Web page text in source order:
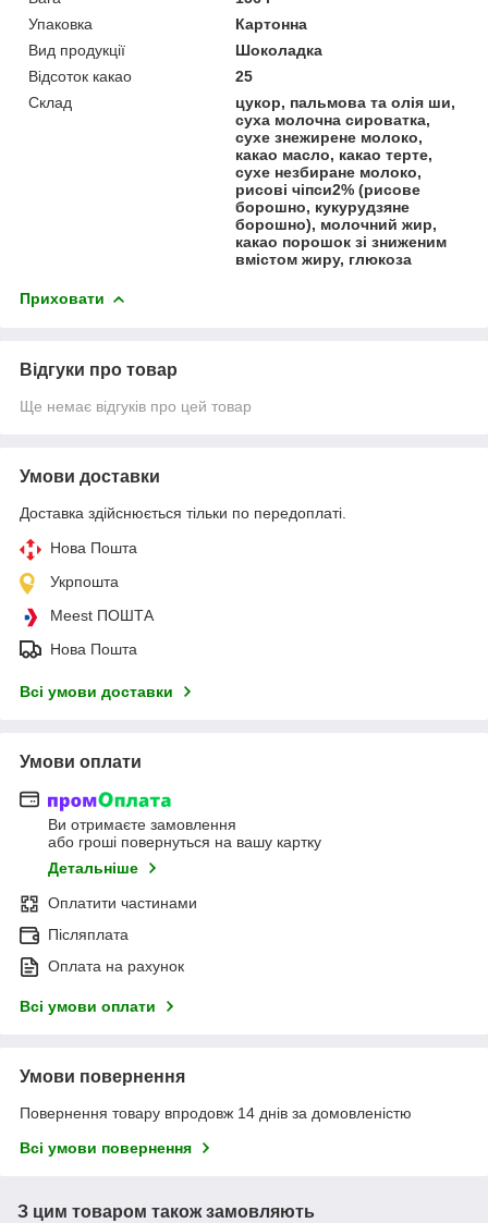
Упаковка
Картонна
Вид продукції
Шоколадка
Відсоток какао
25
Склад
цукор, пальмова та олія ши,
суха молочна сироватка,
сухе знежирене молоко,
какао масло, какао терте,
сухе незбиране молоко,
рисові чіпси2% (рисове
борошно, кукурудзяне
борошно), молочний жир,
какао порошок зі зниженим
вмістом жиру, глюкоза
Приховати
Відгуки про товар
Ще немає відгуків про цей товар
Умови доставки
Доставка здійснюється тільки по передоплаті.
Нова Пошта
Укрпошта
Meest ПОШТА
Нова Пошта
Всі умови доставки
Умови оплати
Ви отримаєте замовлення
або гроші повернуться на вашу картку
Детальніше
Оплатити частинами
Післяплата
Оплата на рахунок
Всі умови оплати
Умови повернення
Повернення товару впродовж 14 днів за домовленістю
Всі умови повернення
З цим товаром також замовляють